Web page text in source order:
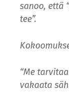
sanoo, että
tee”.
“Me
vakaata